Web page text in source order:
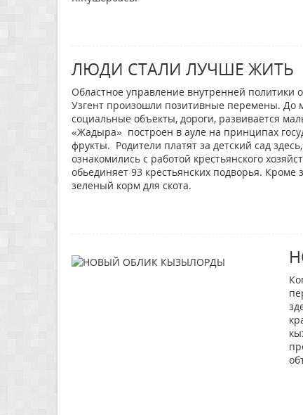
ЛЮДИ СТАЛИ ЛУЧШЕ ЖИТЬ
Областное управление внутренней политики
Узгент произошли позитивные перемены. До
социальные объекты, дороги, развивается
«Жадыра» построен в ауле на принципах
фрукты. Родители платят за детский сад
ознакомились с работой крестьянского
обьединяет 93 крестьянских подворья.
зеленый корм для скота.